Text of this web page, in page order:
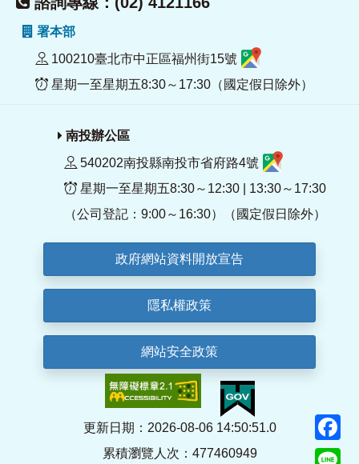
署本部
100210臺北市中正區福州街15號
星期一至星期五8:30～17:30（國定假日除外）
南投辦公區
540202南投縣南投市省府路4號
星期一至星期五8:30～12:30 | 13:30～17:30
（公司登記：9:00～16:30）（國定假日除外）
政府網站資料開放宣告
隱私權政策
網站安全政策
更新日期：2026-08-06 14:50:51.0
累積瀏覽人次：477460949